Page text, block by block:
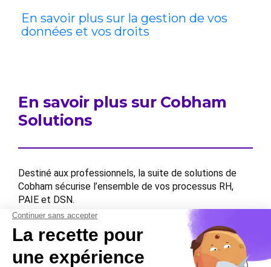
En savoir plus sur la gestion de vos
données et vos droits
En savoir plus sur Cobham
Solutions
Destiné aux professionnels, la suite de solutions de
Cobham sécurise l’ensemble de vos processus RH,
PAIE et DSN.
Contactez-nous